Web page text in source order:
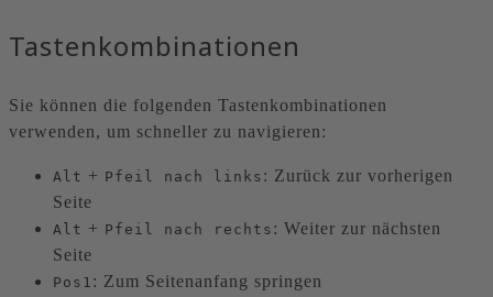
Tastenkombinationen
Sie können die folgenden Tastenkombinationen
verwenden, um schneller zu navigieren:
Alt + Pfeil nach links : Zurück zur vorherigen
Seite
Alt + Pfeil nach rechts : Weiter zur nächsten
Seite
Pos1 : Zum Seitenanfang springen